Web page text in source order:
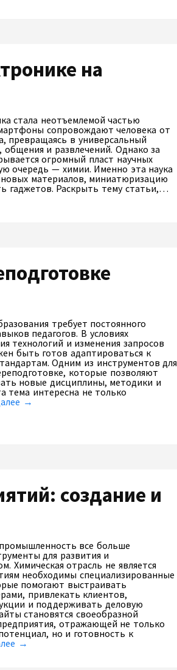
на
стала неотъемлемой частью
сопровождают человека от
превращаясь в универсальный
и развлечений. Однако за
огромный пласт научных
очередь — химии. Именно эта наука
новых материалов, миниатюризацию
гаджетов. Раскрыть тему статьи,…
требует постоянного
педагогов. В условиях
технологий и изменения запросов
быть готов адаптироваться к
Одним из инструментов для
которые позволяют
новые дисциплины, методики и
тема интересна не только
→
создание и
все больше
для развития и
Химическая отрасль не является
необходимы специализированные
помогают выстраивать
привлекать клиентов,
и поддерживать деловую
становятся своеобразной
отражающей не только
но и готовность к
→